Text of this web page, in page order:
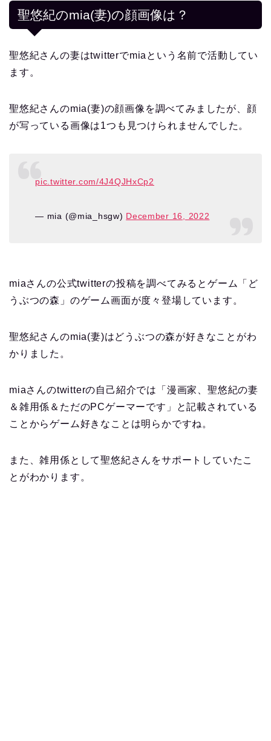
聖悠紀のmia(妻)の顔画像は？
聖悠紀さんの妻はtwitterでmiaという名前で活動してい
ます。
聖悠紀さんのmia(妻)の顔画像を調べてみましたが、顔
が写っている画像は1つも見つけられませんでした。
pic.twitter.com/4J4QJHxCp2
— mia (@mia_hsgw) December 16, 2022
miaさんの公式twitterの投稿を調べてみるとゲーム「ど
うぶつの森」のゲーム画面が度々登場しています。
聖悠紀さんのmia(妻)はどうぶつの森が好きなことがわ
かりました。
miaさんのtwitterの自己紹介では「漫画家、聖悠紀の妻
＆雑用係＆ただのPCゲーマーです」と記載されている
ことからゲーム好きなことは明らかですね。
また、雑用係として聖悠紀さんをサポートしていたこ
とがわかります。